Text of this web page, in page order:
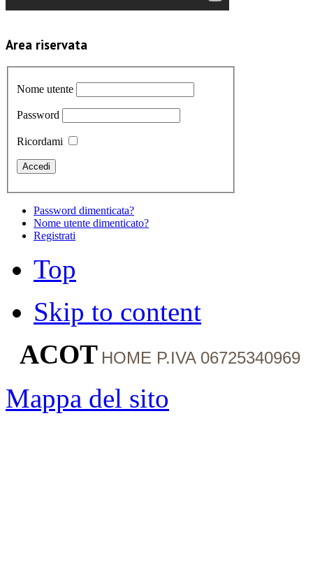
Area riservata
Nome utente
Password
Ricordami
Password dimenticata?
Nome utente dimenticato?
Registrati
Top
Skip to content
ACOT HOME P.IVA 06725340969
Mappa del sito